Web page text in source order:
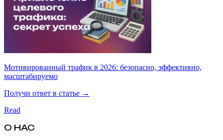
Мотивированный трафик в 2026: безопасно, эффективно,
масштабируемо
Получи ответ в статье →
Read
О НАС